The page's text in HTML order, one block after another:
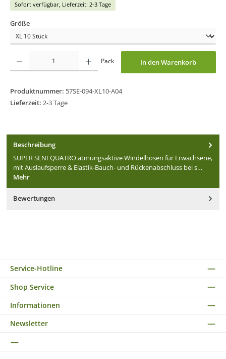
Sofort verfügbar, Lieferzeit: 2-3 Tage
Größeauswählen
Pack In den Warenkorb
Produktnummer: 57SE-094-XL10-A04
Lieferzeit: 2-3 Tage
Beschreibung
SUPER SENI QUATRO atmungsaktive Windelhosen für Erwachsene,
mit Auslaufsperre & Elastik-Bauch- und Rückenabschluss bei s…
Mehr
Bewertungen
Service-Hotline
Shop Service
Informationen
Newsletter